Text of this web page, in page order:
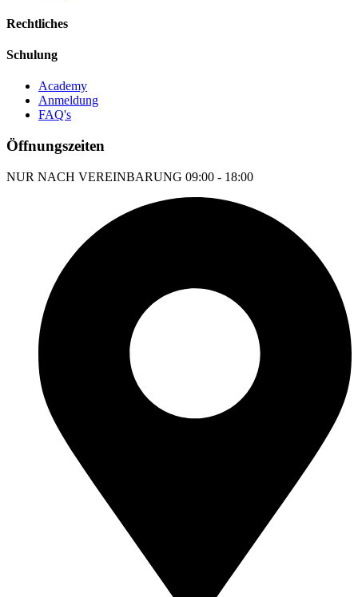
Rechtliches
Schulung
Academy
Anmeldung
FAQ's
Öffnungszeiten
NUR NACH VEREINBARUNG 09:00 - 18:00